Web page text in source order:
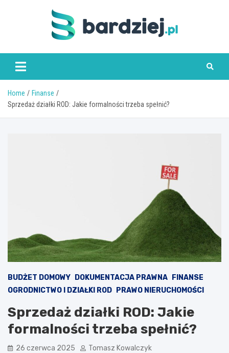
bardziej.pl
Home
Finanse
Sprzedaż działki ROD: Jakie formalności trzeba spełnić?
BUDŻET DOMOWY DOKUMENTACJA PRAWNA
FINANSE
OGRODNICTWO I DZIAŁKI ROD
PRAWO NIERUCHOMOŚCI
Sprzedaż działki ROD: Jakie
formalności trzeba spełnić?
26 czerwca 2025 Tomasz Kowalczyk